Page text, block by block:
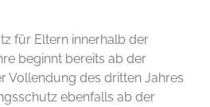
für Eltern innerhalb der
beginnt bereits ab der
Vollendung des dritten Jahres
ebenfalls ab der